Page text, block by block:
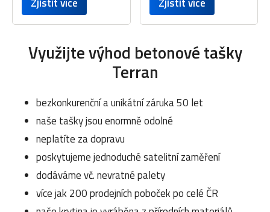
Využijte výhod betonové tašky
Terran
bezkonkurenční a unikátní záruka 50 let
naše tašky jsou enormně odolné
neplatíte za dopravu
poskytujeme jednoduché satelitní zaměření
dodáváme vč. nevratné palety
více jak 200 prodejních poboček po celé ČR